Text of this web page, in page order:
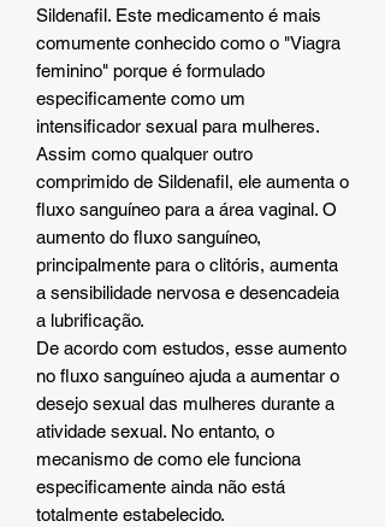
Sildenafil. Este medicamento é mais
comumente conhecido como o "Viagra
feminino" porque é formulado
especificamente como um
intensificador sexual para mulheres.
Assim como qualquer outro
comprimido de Sildenafil, ele aumenta o
fluxo sanguíneo para a área vaginal. O
aumento do fluxo sanguíneo,
principalmente para o clitóris, aumenta
a sensibilidade nervosa e desencadeia
a lubrificação.
De acordo com estudos, esse aumento
no fluxo sanguíneo ajuda a aumentar o
desejo sexual das mulheres durante a
atividade sexual. No entanto, o
mecanismo de como ele funciona
especificamente ainda não está
totalmente estabelecido.